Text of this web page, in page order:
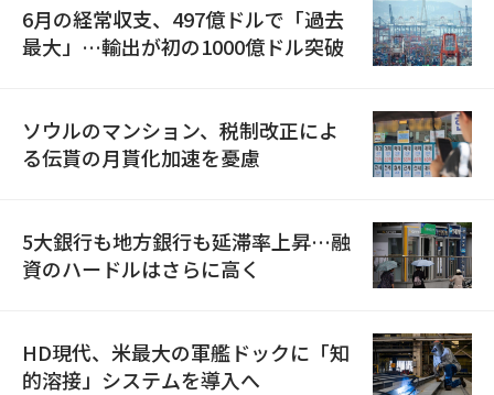
6月の経常収支、497億ドルで「過去
最大」…輸出が初の1000億ドル突破
ソウルのマンション、税制改正によ
る伝貰の月貰化加速を憂慮
5大銀行も地方銀行も延滞率上昇…融
資のハードルはさらに高く
HD現代、米最大の軍艦ドックに「知
的溶接」システムを導入へ